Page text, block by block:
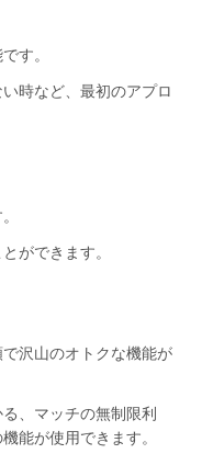
す。
時など、最初のアプロ
ができます。
沢山のオトクな機能が
、マッチの無制限利
能が使用できます。